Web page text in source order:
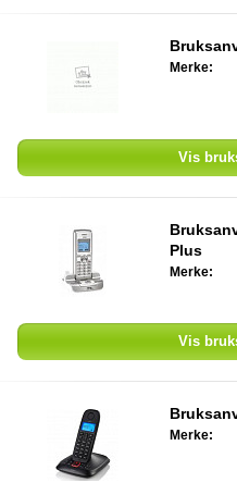
Merke:
Vis
Plus
Merke:
Vis
Merke: